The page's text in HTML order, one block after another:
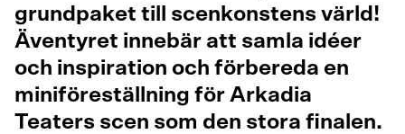
grundpaket till scenkonstens värld!
Äventyret innebär att samla idéer
och inspiration och förbereda en
miniföreställning för Arkadia
Teaters scen som den stora finalen.